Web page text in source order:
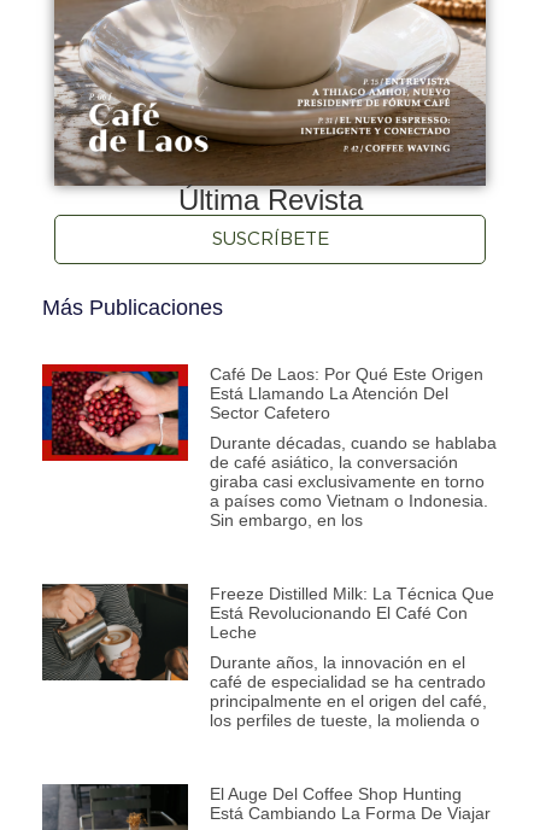
Última Revista
SUSCRÍBETE
Más Publicaciones
Café De Laos: Por Qué Este Origen
Está Llamando La Atención Del
Sector Cafetero
Durante décadas, cuando se hablaba
de café asiático, la conversación
giraba casi exclusivamente en torno
a países como Vietnam o Indonesia.
Sin embargo, en los
Freeze Distilled Milk: La Técnica Que
Está Revolucionando El Café Con
Leche
Durante años, la innovación en el
café de especialidad se ha centrado
principalmente en el origen del café,
los perfiles de tueste, la molienda o
El Auge Del Coffee Shop Hunting
Está Cambiando La Forma De Viajar